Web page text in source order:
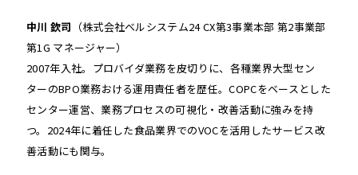
中川 欽司 （株式会社ベルシステム24 CX第3事業本部 第2事業部
第1G マネージャー）
2007年入社。プロバイダ業務を皮切りに、各種業界大型セン
ターのBPO業務おける運用責任者を歴任。COPCをベースとした
センター運営、業務プロセスの可視化・改善活動に強みを持
つ。2024年に着任した食品業界でのVOCを活用したサービス改
善活動にも関与。